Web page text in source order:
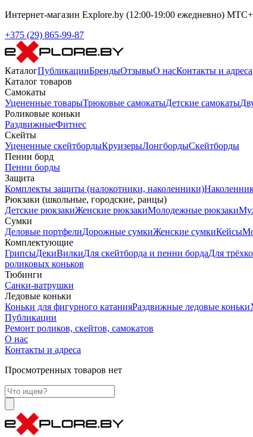
Интернет-магазин Explore.by (12:00-19:00 ежедневно)
+375 (29) 865-99-87
КаталогПубликацииБрендыОтзывыО насКонтакты и адреса
Каталог товаров
Самокаты
Уцененные товарыТрюковые самокатыДетские самокаты
Роликовые коньки
РаздвижныеФитнес
Скейты
Уцененные скейтбордыКруизерыЛонгбордыСкейтборды
Пенни борд
Пенни борды
Защита
Комплекты защиты (налокотники, наколенники)
Рюкзаки (школьные, городские, ранцы)
Детские рюкзакиЖенские рюкзакиМолодежные рюкзаки
Сумки
Деловые портфелиДорожные сумкиЖенские сумкиКейсы
Комплектующие
ГрипсыДекиВилкиДля скейтборда и пенни бордаДля
роликовых коньков
Тюбинги
Санки-ватрушки
Ледовые коньки
Коньки для фигурного катанияРаздвижные ледовые коньки
Публикации
Ремонт роликов, скейтов, самокатов
О нас
Контакты и адреса
Просмотренных товаров нет